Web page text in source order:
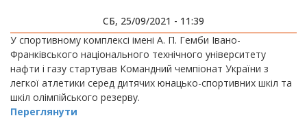
СБ, 25/09/2021 - 11:39
У спортивному комплексі імені А. П. Гемби Івано-
Франківського національного технічного університету
нафти і газу стартував Командний чемпіонат України з
легкої атлетики серед дитячих юнацько-спортивних шкіл та
шкіл олімпійського резерву.
Переглянути